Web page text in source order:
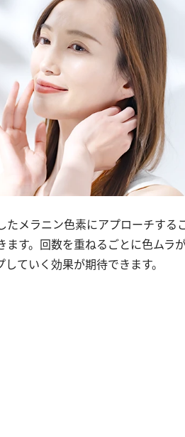
メラニン色素にアプローチするこ
す。回数を重ねるごとに色ムラ
ていく効果が期待できます。